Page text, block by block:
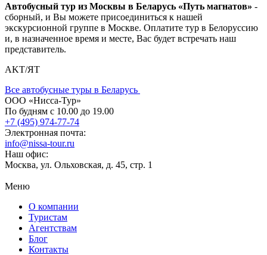
Автобусный тур из Москвы в Беларусь «Путь магнатов» -
сборный, и Вы можете присоединиться к нашей
экскурсионной группе в Москве. Оплатите тур в Белоруссию
и, в назначенное время и месте, Вас будет встречать наш
представитель.
AKT/ЯТ
Все автобусные туры в Беларусь
ООО «Нисса-Тур»
По будням с 10.00 до 19.00
+7 (495) 974-77-74
Электронная почта:
info@nissa-tour.ru
Наш офис:
Москва, ул. Ольховская, д. 45, стр. 1
Меню
О компании
Туристам
Агентствам
Блог
Контакты